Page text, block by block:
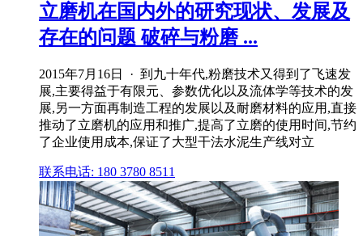
立磨机在国内外的研究现状、发展及
存在的问题 破碎与粉磨 ...
2015年7月16日 · 到九十年代,粉磨技术又得到了飞速发
展,主要得益于有限元、参数优化以及流体学等技术的发
展,另一方面再制造工程的发展以及耐磨材料的应用,直接
推动了立磨机的应用和推广,提高了立磨的使用时间,节约
了企业使用成本,保证了大型干法水泥生产线对立
联系电话: 180 3780 8511